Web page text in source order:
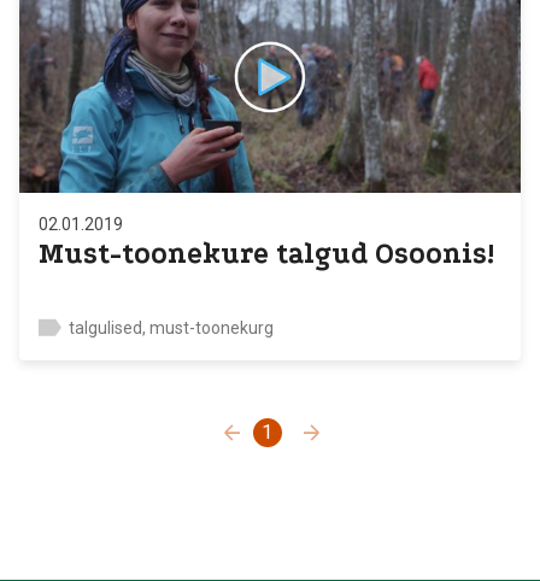
02.01.2019
Must-toonekure talgud Osoonis!
talgulised, must-toonekurg
1